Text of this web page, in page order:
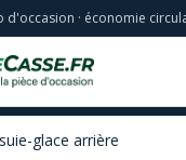
d'occasion · économie